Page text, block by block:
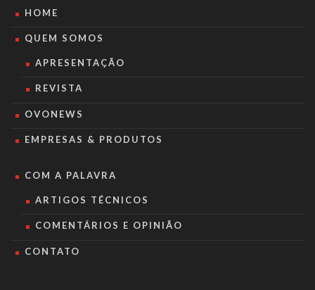
HOME
QUEM SOMOS
APRESENTAÇÃO
REVISTA
OVONEWS
EMPRESAS & PRODUTOS
COM A PALAVRA
ARTIGOS TÉCNICOS
COMENTÁRIOS E OPINIÃO
CONTATO